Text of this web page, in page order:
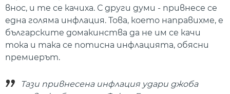
внос, и те се качиха. С други думи - привнесе се
една голяма инфлация. Това, което направихме, е
българските домакинства да не им се качи
тока и така се потисна инфлацията, обясни
премиерът.
Тази привнесена инфлация удари джоба